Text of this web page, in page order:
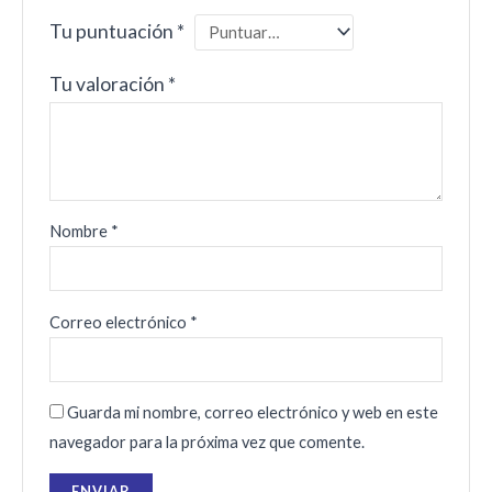
Tu puntuación *
Tu valoración *
Nombre *
Correo electrónico *
Guarda mi nombre, correo electrónico y web en este
navegador para la próxima vez que comente.